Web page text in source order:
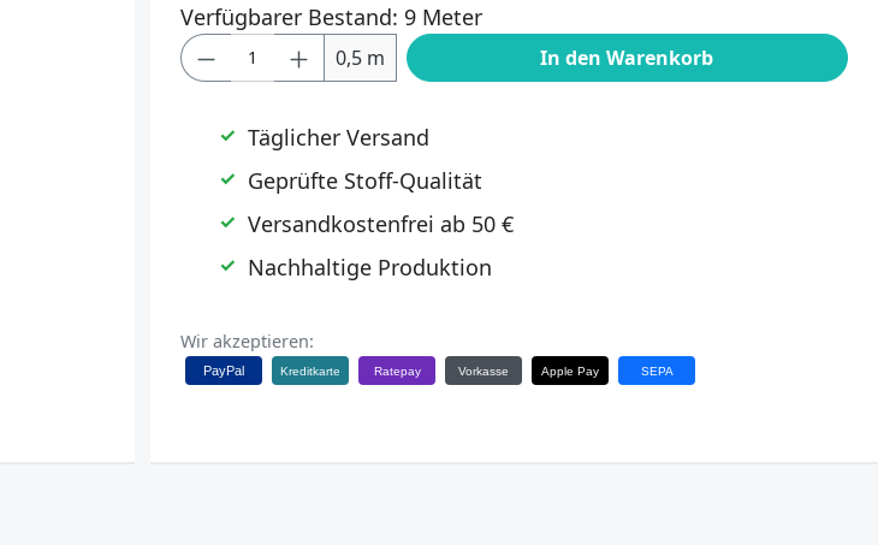
Verfügbarer Bestand: 9 Meter
Produkt Anzahl: Gib den gewünschten Wert ein
0,5 m In den Warenkorb
Täglicher Versand
Geprüfte Stoff-Qualität
Versandkostenfrei ab 50 €
Nachhaltige Produktion
Wir akzeptieren:
PayPal Kreditkarte Ratepay Vorkasse Apple Pay SEPA